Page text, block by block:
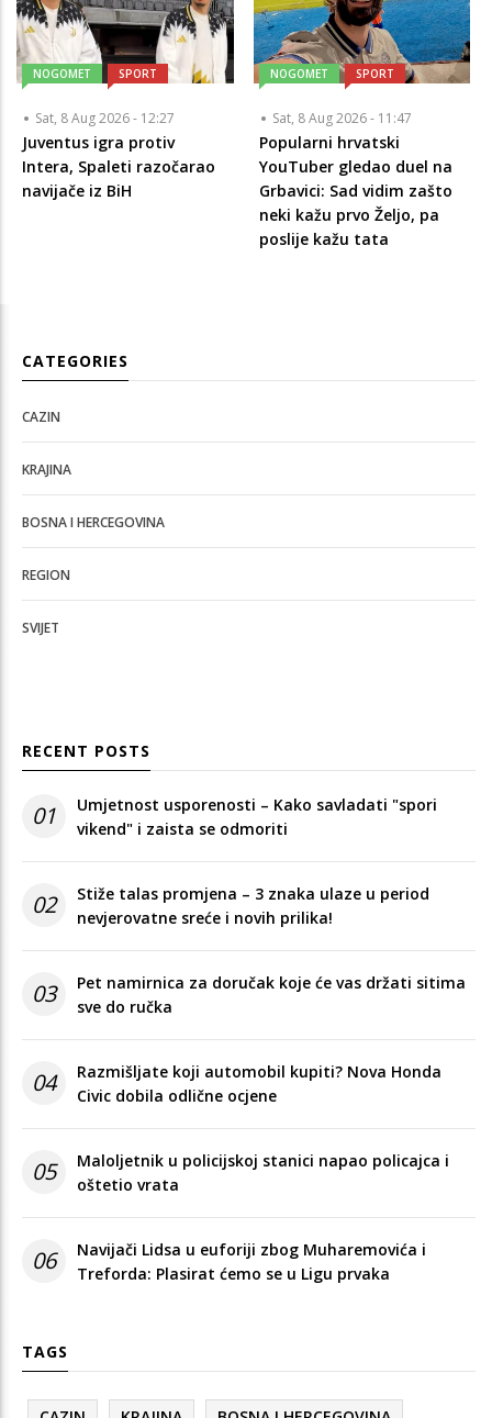
NOGOMET SPORT
Sat, 8 Aug 2026 - 12:27
Juventus igra protiv
Intera, Spaleti razočarao
navijače iz BiH
NOGOMET SPORT
Sat, 8 Aug 2026 - 11:47
Popularni hrvatski
YouTuber gledao duel na
Grbavici: Sad vidim zašto
neki kažu prvo Željo, pa
poslije kažu tata
CATEGORIES
CAZIN
KRAJINA
BOSNA I HERCEGOVINA
REGION
SVIJET
RECENT POSTS
01
Umjetnost usporenosti – Kako savladati "spori
vikend" i zaista se odmoriti
02
Stiže talas promjena – 3 znaka ulaze u period
nevjerovatne sreće i novih prilika!
03
Pet namirnica za doručak koje će vas držati sitima
sve do ručka
04
Razmišljate koji automobil kupiti? Nova Honda
Civic dobila odlične ocjene
05
Maloljetnik u policijskoj stanici napao policajca i
oštetio vrata
06
Navijači Lidsa u euforiji zbog Muharemovića i
Treforda: Plasirat ćemo se u Ligu prvaka
TAGS